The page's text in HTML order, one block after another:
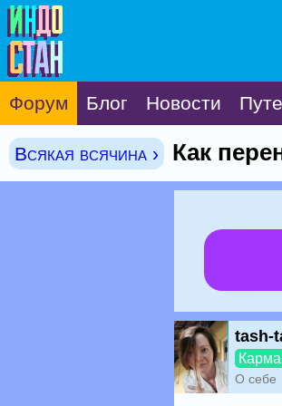
Форум Блог Новости
Всякая всячина › Как
tash-
О себе